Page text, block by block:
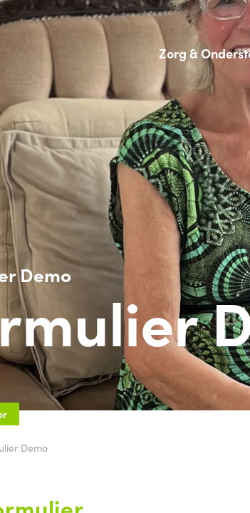
Zorg &
Demo
Demo